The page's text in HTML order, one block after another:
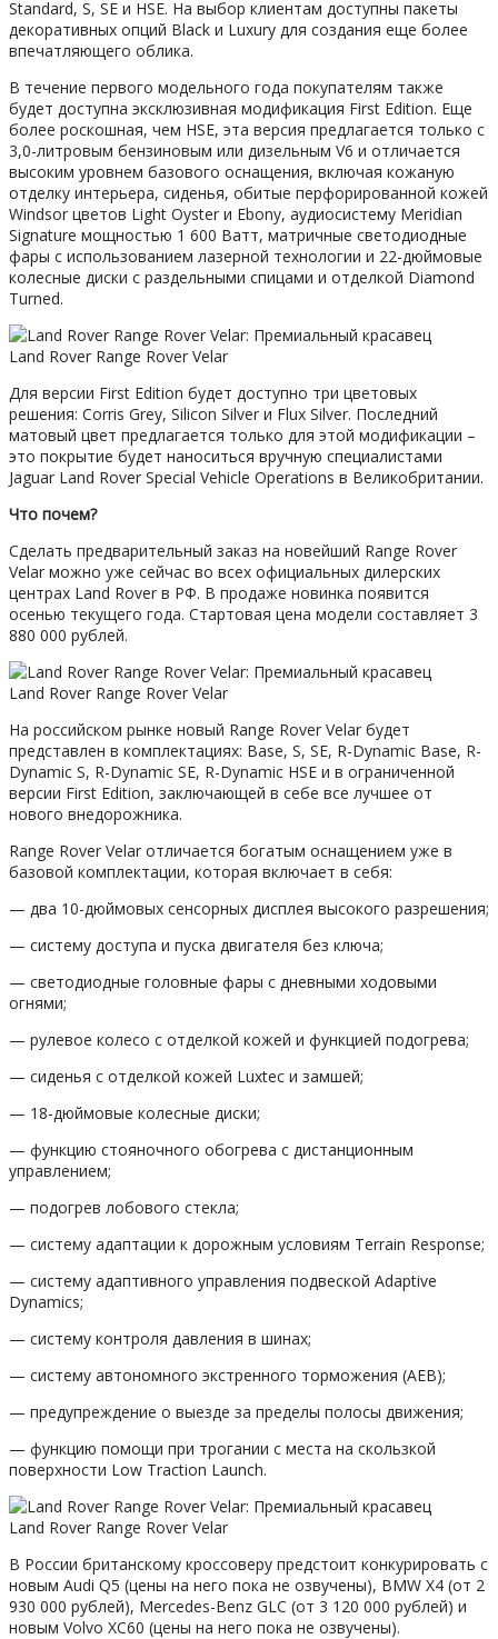
Standard, S, SE и HSE. На выбор клиентам доступны пакеты
декоративных опций Black и Luxury для создания еще более
впечатляющего облика.
В течение первого модельного года покупателям также
будет доступна эксклюзивная модификация First Edition. Еще
более роскошная, чем HSE, эта версия предлагается только с
3,0-литровым бензиновым или дизельным V6 и отличается
высоким уровнем базового оснащения, включая кожаную
отделку интерьера, сиденья, обитые перфорированной кожей
Windsor цветов Light Oyster и Ebony, аудиосистему Meridian
Signature мощностью 1 600 Ватт, матричные светодиодные
фары с использованием лазерной технологии и 22-дюймовые
колесные диски с раздельными спицами и отделкой Diamond
Turned.
Land Rover Range Rover Velar
Для версии First Edition будет доступно три цветовых
решения: Corris Grey, Silicon Silver и Flux Silver. Последний
матовый цвет предлагается только для этой модификации –
это покрытие будет наноситься вручную специалистами
Jaguar Land Rover Special Vehicle Operations в Великобритании.
Что почем?
Сделать предварительный заказ на новейший Range Rover
Velar можно уже сейчас во всех официальных дилерских
центрах Land Rover в РФ. В продаже новинка появится
осенью текущего года. Стартовая цена модели составляет 3
880 000 рублей.
Land Rover Range Rover Velar
На российском рынке новый Range Rover Velar будет
представлен в комплектациях: Base, S, SE, R-Dynamic Base, R-
Dynamic S, R-Dynamic SE, R-Dynamic HSE и в ограниченной
версии First Edition, заключающей в себе все лучшее от
нового внедорожника.
Range Rover Velar отличается богатым оснащением уже в
базовой комплектации, которая включает в себя:
— два 10-дюймовых сенсорных дисплея высокого разрешения;
— систему доступа и пуска двигателя без ключа;
— светодиодные головные фары с дневными ходовыми
огнями;
— рулевое колесо с отделкой кожей и функцией подогрева;
— сиденья с отделкой кожей Luxtec и замшей;
— 18-дюймовые колесные диски;
— функцию стояночного обогрева с дистанционным
управлением;
— подогрев лобового стекла;
— систему адаптации к дорожным условиям Terrain Response;
— систему адаптивного управления подвеской Adaptive
Dynamics;
— систему контроля давления в шинах;
— систему автономного экстренного торможения (AEB);
— предупреждение о выезде за пределы полосы движения;
— функцию помощи при трогании с места на скользкой
поверхности Low Traction Launch.
Land Rover Range Rover Velar
В России британскому кроссоверу предстоит конкурировать с
новым Audi Q5 (цены на него пока не озвучены), BMW X4 (от 2
930 000 рублей), Mercedes-Benz GLC (от 3 120 000 рублей) и
новым Volvo XC60 (цены на него пока не озвучены).